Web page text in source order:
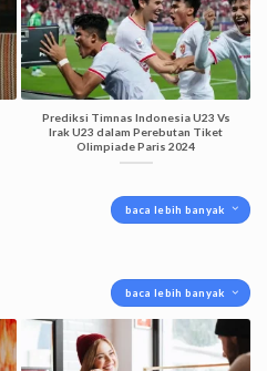
Prediksi Timnas Indonesia U23 Vs
Irak U23 dalam Perebutan Tiket
Olimpiade Paris 2024
baca lebih banyak
baca lebih banyak